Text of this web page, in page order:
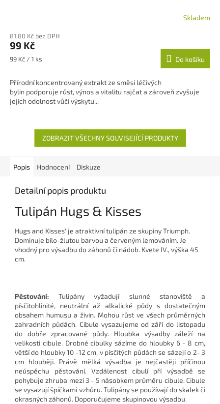
Skladem
81,80 Kč bez DPH
99 Kč
Měrná
99 Kč / 1 ks Do košíku
Přírodní koncentrovaný extrakt ze směsi léčivých
bylin podporuje růst, výnos a vitalitu rajčat a zároveň zvyšuje
jejich odolnost vůči výskytu...
ZOBRAZIT VŠECHNY SOUVISEJÍCÍ PRODUKTY
Popis Hodnocení Diskuze
Detailní popis produktu
Tulipán Hugs & Kisses
Hugs and Kisses' je atraktivní tulipán ze skupiny Triumph.
Dominuje bílo-žlutou barvou a červeným lemováním. Je
vhodný pro výsadbu do záhonů či nádob. Kvete IV., výška 45
cm.
Pěstování:Tulipány vyžadují slunné stanoviště a
písčitohlinité, neutrální až alkalické půdy s dostatečným
obsahem humusu a živin. Mohou růst ve všech průměrných
zahradních půdách. Cibule vysazujeme od září do listopadu
do dobře zpracované půdy. Hloubka výsadby záleží na
velikosti cibule. Drobné cibulky sázíme do hloubky 6 - 8 cm,
větší do hloubky 10 -12 cm, v písčitých půdách se sázejí o 2- 3
cm hlouběji. Právě mělká výsadba je nejčastěji příčinou
neúspěchu pěstování. Vzdálenost cibulí pří výsadbě se
pohybuje zhruba mezi 3 - 5 násobkem průměru cibule. Cibule
se vysazují špičkami vzhůru. Tulipány se používají do skalek či
okrasných záhonů. Doporučujeme skupinovou výsadbu.